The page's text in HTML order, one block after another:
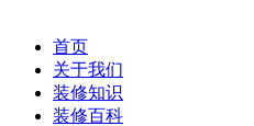
首页
关于我们
装修知识
装修百科